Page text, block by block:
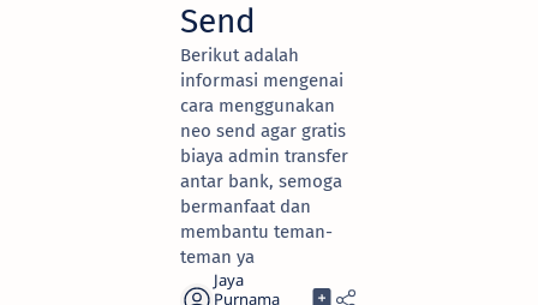
Send
Berikut adalah
informasi mengenai
cara menggunakan
neo send agar gratis
biaya admin transfer
antar bank, semoga
bermanfaat dan
membantu teman-
teman ya